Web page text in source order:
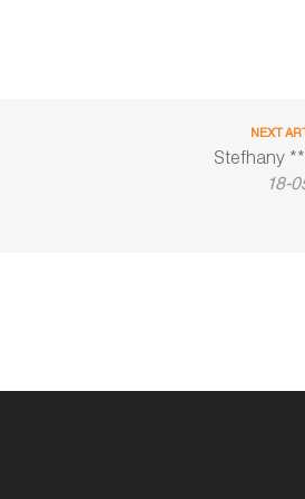
NEXT
Stefhany
18-